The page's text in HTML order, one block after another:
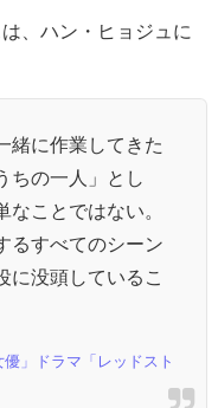
、ハン・ヒョジュに
緒に作業してきた
ちの一人」とし
なことではない。
るすべてのシーン
に没頭しているこ
優」ドラマ「レッドスト